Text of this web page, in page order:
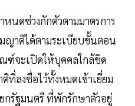
นดช่วงกักตัวตามมาตรการ
ญาติได้ตามระเบียบขั้นตอน
ฑ์จะเปิดให้บุคคลใกล้ชิด
ที่ลงชื่อไว้ทั้งหมดเข้าเยี่ยม
กรัฐมนตรี ที่พักรักษาตัวอยู่